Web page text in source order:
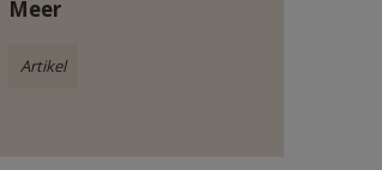
Meer
Artikel